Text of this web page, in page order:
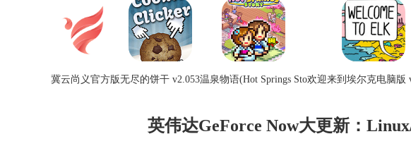
冀云尚义官方版无尽的饼干 v2.053温泉物语(Hot Springs Sto欢迎来到埃尔克电脑版
英伟达GeForce Now大更新：